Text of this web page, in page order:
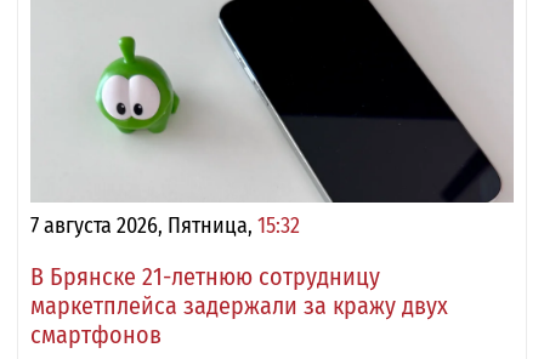
7 августа 2026, Пятница, 15:32
В Брянске 21-летнюю сотрудницу
маркетплейса задержали за кражу двух
смартфонов